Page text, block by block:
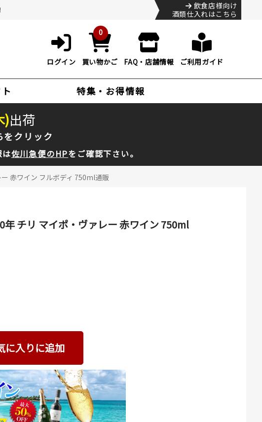
飲食店様向け
酒類仕入れはこちら
ログイン
0
買い物かご FAQ・店舗情報 ご利用ガイド
特集・お得情報
)出荷
をクリック
佐川急便のHPをご確認下さい。
赤ワイン フルボディ 750ml通販
チリ マイポ・ヴァレー 赤ワイン 750ml
に入りに追加